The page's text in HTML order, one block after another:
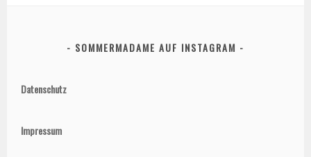
SOMMERMADAME AUF INSTAGRAM
Datenschutz
Impressum